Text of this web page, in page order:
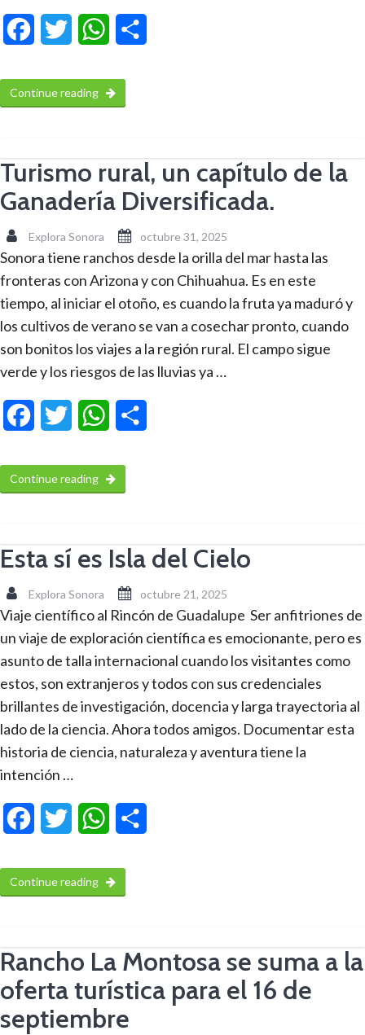
FacebookTwitter WhatsApp
Continue reading
Turismo rural, un capítulo de la
Ganadería Diversificada.
Explora Sonora octubre 31, 2025
Sonora tiene ranchos desde la orilla del mar hasta las
fronteras con Arizona y con Chihuahua. Es en este
tiempo, al iniciar el otoño, es cuando la fruta ya maduró y
los cultivos de verano se van a cosechar pronto, cuando
son bonitos los viajes a la región rural. El campo sigue
verde y los riesgos de las lluvias ya …
FacebookTwitter WhatsApp
Continue reading
Esta sí es Isla del Cielo
Explora Sonora octubre 21, 2025
Viaje científico al Rincón de Guadalupe Ser anfitriones de
un viaje de exploración científica es emocionante, pero es
asunto de talla internacional cuando los visitantes como
estos, son extranjeros y todos con sus credenciales
brillantes de investigación, docencia y larga trayectoria al
lado de la ciencia. Ahora todos amigos. Documentar esta
historia de ciencia, naturaleza y aventura tiene la
intención …
FacebookTwitter WhatsApp
Continue reading
Rancho La Montosa se suma a la
oferta turística para el 16 de
septiembre